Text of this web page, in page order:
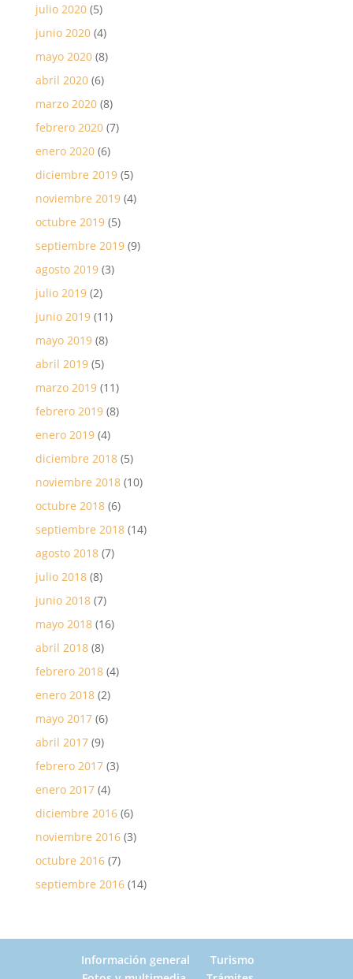
julio 2020(5)
junio 2020(4)
mayo 2020(8)
abril 2020(6)
marzo 2020(8)
febrero 2020(7)
enero 2020(6)
diciembre 2019(5)
noviembre 2019(4)
octubre 2019(5)
septiembre 2019(9)
agosto 2019(3)
julio 2019(2)
junio 2019(11)
mayo 2019(8)
abril 2019(5)
marzo 2019(11)
febrero 2019(8)
enero 2019(4)
diciembre 2018(5)
noviembre 2018(10)
octubre 2018(6)
septiembre 2018(14)
agosto 2018(7)
julio 2018(8)
junio 2018(7)
mayo 2018(16)
abril 2018(8)
febrero 2018(4)
enero 2018(2)
mayo 2017(6)
abril 2017(9)
febrero 2017(3)
enero 2017(4)
diciembre 2016(6)
noviembre 2016(3)
octubre 2016(7)
septiembre 2016(14)
Información general
Turismo